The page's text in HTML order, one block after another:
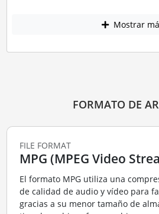
Mostrar
FORMATO DE
FILE FORMAT
MPG (MPEG Video
El formato MPG utiliza una
de calidad de audio y vídeo para
gracias a su menor tamaño de